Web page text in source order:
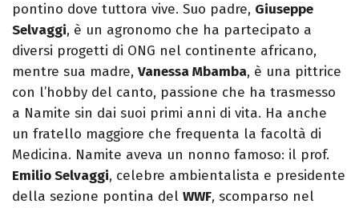
pontino dove tuttora vive. Suo padre, Giuseppe
Selvaggi, è un agronomo che ha partecipato a
diversi progetti di ONG nel continente africano,
mentre sua madre, Vanessa Mbamba, è una pittrice
con l’hobby del canto, passione che ha trasmesso
a Namite sin dai suoi primi anni di vita. Ha anche
un fratello maggiore che frequenta la facoltà di
Medicina. Namite aveva un nonno famoso: il prof.
Emilio Selvaggi, celebre ambientalista e presidente
della sezione pontina del WWF, scomparso nel